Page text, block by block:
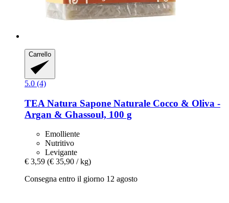
Carrello
5.0 (4)
TEA Natura Sapone Naturale Cocco & Oliva -​
Argan & Ghassoul, 100 g
Emolliente
Nutritivo
Levigante
€ 3,59 (€ 35,90 / kg)
Consegna entro il giorno 12 agosto